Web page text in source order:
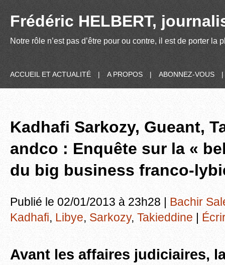
Frédéric HELBERT,
Notre rôle n’est pas d’être pour ou contre, il est de porter
ACCUEIL ET ACTUALITÉ | A PROPOS | ABONNEZ-VOUS |
Kadhafi Sarkozy, Gueant,
andco : Enquête sur la «
du big business franco-
Publié le 02/01/2013 à 23h28 | Bachir
Kadhafi, Libye, Sarkozy, Takieddine |
Avant les affaires judiciaires,